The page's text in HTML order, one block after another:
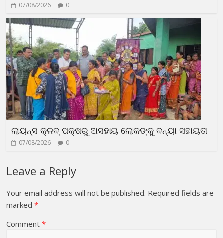
07/08/2026 0
ଲାୟନ୍ସ କ୍ଳବ୍ ପକ୍ଷରୁ ଅସହାୟ ଲୋକଙ୍କୁ ବନ୍ୟା ସହାୟତା
07/08/2026 0
Leave a Reply
Your email address will not be published. Required fields are
marked*
Comment*